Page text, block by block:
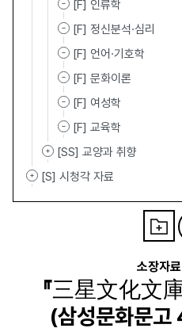
[F] 인류학
[F] 정신분석·심리
[F] 언어·기호학
[F] 문화이론
[F] 여성학
[F] 교육학
[SS] 교양과 취향
[S] 시청각 자료
소장자
『三星文化文
(삼성문화문고